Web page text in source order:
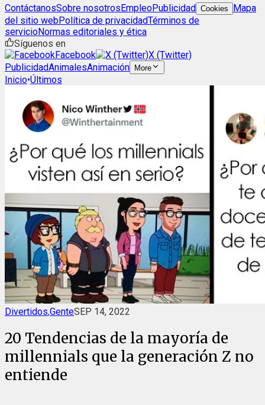
ContáctanosSobre nosotrosEmpleoPublicidad Cookies
Mapa
del sitio webPolítica de privacidadTérminos de
servicioNormas editoriales y ética
Síguenos en
Facebook
X (Twitter)
PublicidadAnimalesAnimación More
Inicio•Últimos
Divertidos,GenteSEP 14, 2022
20 Tendencias de la mayoría de
millennials que la generación Z no
entiende